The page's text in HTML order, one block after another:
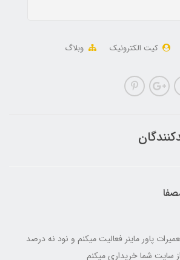
کیت الکترونیک وبلاگ
پاور ماینر فعالیت میکنم و نود نه درصد
سایت شما خریداری میکنم